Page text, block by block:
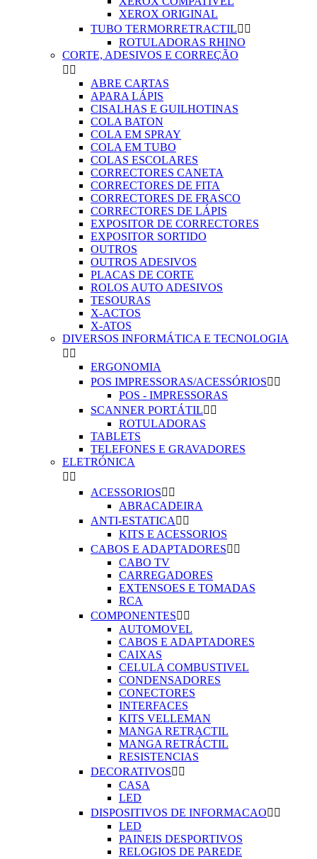
XEROX ORIGINAL
TUBO TERMORRETRACTIL 
ROTULADORAS RHINO
CORTE, ADESIVOS E CORREÇÃO
 
ABRE CARTAS
APARA LÁPIS
CISALHAS E GUILHOTINAS
COLA BATON
COLA EM SPRAY
COLA EM TUBO
COLAS ESCOLARES
CORRECTORES CANETA
CORRECTORES DE FITA
CORRECTORES DE FRASCO
CORRECTORES DE LÁPIS
EXPOSITOR DE CORRECTORES
EXPOSITOR SORTIDO
OUTROS
OUTROS ADESIVOS
PLACAS DE CORTE
ROLOS AUTO ADESIVOS
TESOURAS
X-ACTOS
X-ATOS
DIVERSOS INFORMÁTICA E TECNOLOGIA
 
ERGONOMIA
POS IMPRESSORAS/ACESSÓRIOS 
POS - IMPRESSORAS
SCANNER PORTÁTIL 
ROTULADORAS
TABLETS
TELEFONES E GRAVADORES
ELETRÓNICA
 
ACESSORIOS 
ABRACADEIRA
ANTI-ESTATICA  
KITS E ACESSORIOS
CABOS E ADAPTADORES 
CABO TV
CARREGADORES
EXTENSOES E TOMADAS
RCA
COMPONENTES 
AUTOMOVEL
CABOS E ADAPTADORES
CAIXAS
CELULA COMBUSTIVEL
CONDENSADORES
CONECTORES
INTERFACES
KITS VELLEMAN
MANGA RETRACTIL
MANGA RETRÁCTIL
RESISTENCIAS
DECORATIVOS 
CASA
LED
DISPOSITIVOS DE INFORMACAO 
LED
PAINEIS DESPORTIVOS
RELOGIOS DE PAREDE